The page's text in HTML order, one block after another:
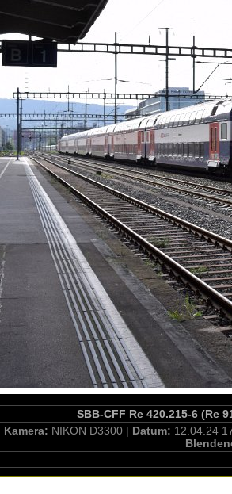
SBB-CFF Re 420.215-6 (Re
Kamera: NIKON D3300 | Datum: 12.04.24